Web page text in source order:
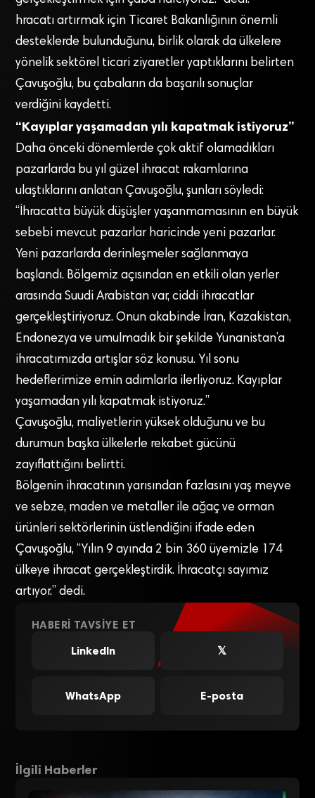
hracatı artırmak için Ticaret Bakanlığının önemli
desteklerde bulunduğunu, birlik olarak da ülkelere
yönelik sektörel ticari ziyaretler yaptıklarını belirten
Çavuşoğlu, bu çabaların da başarılı sonuçlar
verdiğini kaydetti.
“Kayıplar yaşamadan yılı kapatmak istiyoruz”
Daha önceki dönemlerde çok aktif olamadıkları
pazarlarda bu yıl güzel ihracat rakamlarına
ulaştıklarını anlatan Çavuşoğlu, şunları söyledi:
“İhracatta büyük düşüşler yaşanmamasının en büyük
sebebi mevcut pazarlar haricinde yeni pazarlar.
Yeni pazarlarda derinleşmeler sağlanmaya
başlandı. Bölgemiz açısından en etkili olan yerler
arasında Suudi Arabistan var, ciddi ihracatlar
gerçekleştiriyoruz. Onun akabinde İran, Kazakistan,
Endonezya ve umulmadık bir şekilde Yunanistan’a
ihracatımızda artışlar söz konusu. Yıl sonu
hedeflerimize emin adımlarla ilerliyoruz. Kayıplar
yaşamadan yılı kapatmak istiyoruz.”
Çavuşoğlu, maliyetlerin yüksek olduğunu ve bu
durumun başka ülkelerle rekabet gücünü
zayıflattığını belirtti.
Bölgenin ihracatının yarısından fazlasını yaş meyve
ve sebze, maden ve metaller ile ağaç ve orman
ürünleri sektörlerinin üstlendiğini ifade eden
Çavuşoğlu, “Yılın 9 ayında 2 bin 360 üyemizle 174
ülkeye ihracat gerçekleştirdik. İhracatçı sayımız
artıyor.” dedi.
HABERI TAVSIYE ET
LinkedIn
𝕏
WhatsApp E-posta
İlgili Haberler